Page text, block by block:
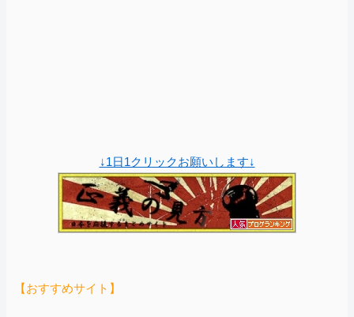
↓1日1クリックお願いします↓
【おすすめサイト】